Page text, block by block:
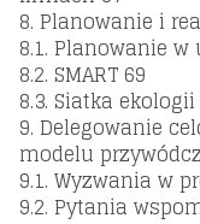
8. Planowanie i
8.1. Planowanie
8.2. SMART 69
8.3. Siatka
9. Delegowanie
modelu
9.1. Wyzwania w
9.2. Pytania